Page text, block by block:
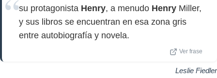
su protagonista Henry, a menudo Henry Miller,
y sus libros se encuentran en esa zona gris
entre autobiografía y novela.
Ver frase
Leslie Fiedler